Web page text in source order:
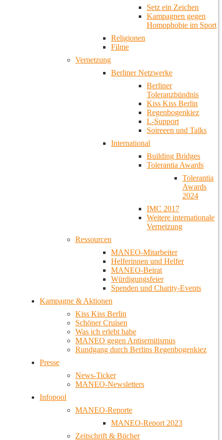
Setz ein Zeichen
Kampagnen gegen
Homophobie im Sport
Religionen
Filme
Vernetzung
Berliner Netzwerke
Berliner
Toleranzbündnis
Kiss Kiss Berlin
Regenbogenkiez
L-Support
Soireeen und Talks
International
Building Bridges
Tolerantia Awards
Tolerantia
Awards
2024
IMC 2017
Weitere internationale
Vernetzung
Ressourcen
MANEO-Mitarbeiter
Helferinnen und Helfer
MANEO-Beirat
Würdigungsfeier
Spenden und Charity-Events
Kampagne & Aktionen
Kiss Kiss Berlin
Schöner Cruisen
Was ich erlebt habe
MANEO gegen Antisemitismus
Rundgang durch Berlins Regenbogenkiez
Presse
News-Ticker
MANEO-Newsletters
Infopool
MANEO-Reporte
MANEO-Report 2023
Zeitschrift & Bücher